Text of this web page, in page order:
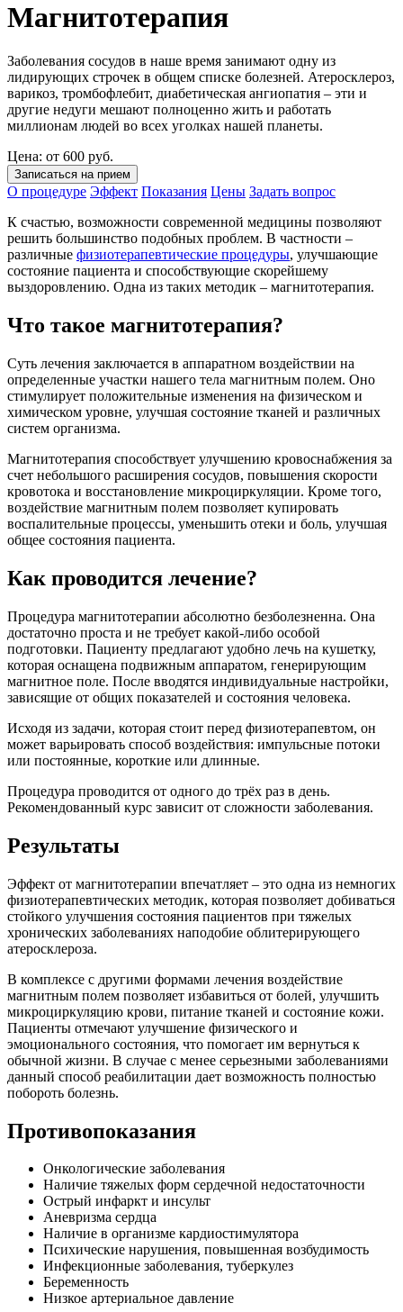
Магнитотерапия
Заболевания сосудов в наше время занимают одну из
лидирующих строчек в общем списке болезней. Атеросклероз,
варикоз, тромбофлебит, диабетическая ангиопатия – эти и
другие недуги мешают полноценно жить и работать
миллионам людей во всех уголках нашей планеты.
Цена: от 600 руб.
Записаться на прием
О процедуре Эффект Показания Цены Задать вопрос
К счастью, возможности современной медицины позволяют
решить большинство подобных проблем. В частности –
различные физиотерапевтические процедуры, улучшающие
состояние пациента и способствующие скорейшему
выздоровлению. Одна из таких методик – магнитотерапия.
Что такое магнитотерапия?
Суть лечения заключается в аппаратном воздействии на
определенные участки нашего тела магнитным полем. Оно
стимулирует положительные изменения на физическом и
химическом уровне, улучшая состояние тканей и различных
систем организма.
Магнитотерапия способствует улучшению кровоснабжения за
счет небольшого расширения сосудов, повышения скорости
кровотока и восстановление микроциркуляции. Кроме того,
воздействие магнитным полем позволяет купировать
воспалительные процессы, уменьшить отеки и боль, улучшая
общее состояния пациента.
Как проводится лечение?
Процедура магнитотерапии абсолютно безболезненна. Она
достаточно проста и не требует какой-либо особой
подготовки. Пациенту предлагают удобно лечь на кушетку,
которая оснащена подвижным аппаратом, генерирующим
магнитное поле. После вводятся индивидуальные настройки,
зависящие от общих показателей и состояния человека.
Исходя из задачи, которая стоит перед физиотерапевтом, он
может варьировать способ воздействия: импульсные потоки
или постоянные, короткие или длинные.
Процедура проводится от одного до трёх раз в день.
Рекомендованный курс зависит от сложности заболевания.
Результаты
Эффект от магнитотерапии впечатляет – это одна из немногих
физиотерапевтических методик, которая позволяет добиваться
стойкого улучшения состояния пациентов при тяжелых
хронических заболеваниях наподобие облитерирующего
атеросклероза.
В комплексе с другими формами лечения воздействие
магнитным полем позволяет избавиться от болей, улучшить
микроциркуляцию крови, питание тканей и состояние кожи.
Пациенты отмечают улучшение физического и
эмоционального состояния, что помогает им вернуться к
обычной жизни. В случае с менее серьезными заболеваниями
данный способ реабилитации дает возможность полностью
побороть болезнь.
Противопоказания
Онкологические заболевания
Наличие тяжелых форм сердечной недостаточности
Острый инфаркт и инсульт
Аневризма сердца
Наличие в организме кардиостимулятора
Психические нарушения, повышенная возбудимость
Инфекционные заболевания, туберкулез
Беременность
Низкое артериальное давление